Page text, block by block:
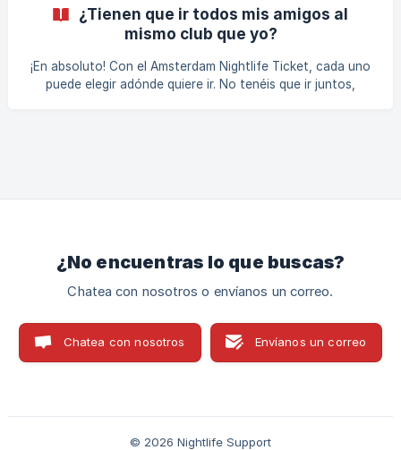
¿Tienen que ir todos mis amigos al
mismo club que yo?
¡En absoluto! Con el Amsterdam Nightlife Ticket, cada uno
puede elegir adónde quiere ir. No tenéis que ir juntos,
¿No encuentras lo que buscas?
Chatea con nosotros o envíanos un correo.
Chatea con nosotros Envíanos un correo
© 2026 Nightlife Support